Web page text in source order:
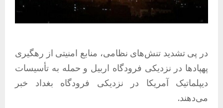
در پی تشدید تنش‌های نظامی، منابع امنیتی از رهگیری
پهپادها در نزدیکی فرودگاه اربیل و حمله به تأسیسات
دیپلماتیک آمریکا در نزدیکی فرودگاه بغداد خبر
می‌دهند.